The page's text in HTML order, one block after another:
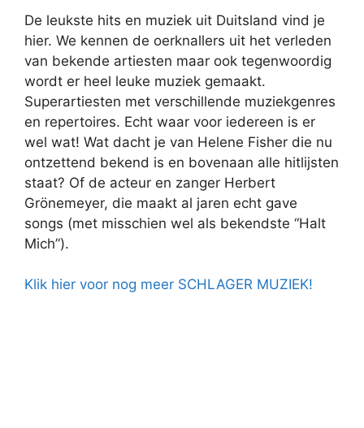
De leukste hits en muziek uit Duitsland vind je
hier. We kennen de oerknallers uit het verleden
van bekende artiesten maar ook tegenwoordig
wordt er heel leuke muziek gemaakt.
Superartiesten met verschillende muziekgenres
en repertoires. Echt waar voor iedereen is er
wel wat! Wat dacht je van Helene Fisher die nu
ontzettend bekend is en bovenaan alle hitlijsten
staat? Of de acteur en zanger Herbert
Grönemeyer, die maakt al jaren echt gave
songs (met misschien wel als bekendste “Halt
Mich”).
Klik hier voor nog meer SCHLAGER MUZIEK!